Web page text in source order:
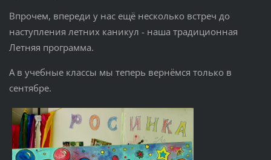
Впрочем, впереди у нас ещё несколько встреч до
наступления летних каникул - наша традиционная
Летняя программа.
А в учебные классы мы теперь вернёмся только в
сентябре.